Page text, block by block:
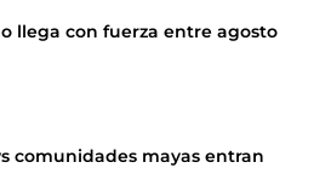
llega con fuerza entre agosto
comunidades mayas entran